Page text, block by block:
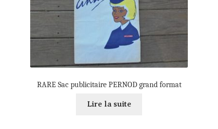
RARE Sac publicitaire PERNOD grand format
Lire la suite